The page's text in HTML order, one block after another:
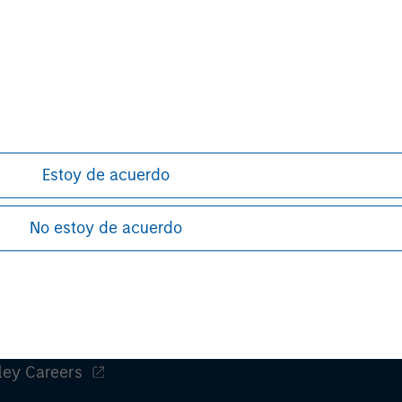
Estoy de acuerdo
No estoy de acuerdo
Stanley (NYSE: MS), and its affiliates have arrangements in
in the jurisdiction it operates. MSIM’s affiliates are:
Research and Management, Eaton Vance
Careers